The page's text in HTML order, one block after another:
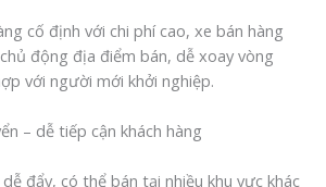
cố định với chi phí cao, xe bán hàng
động địa điểm bán, dễ xoay vòng
với người mới khởi nghiệp.
– dễ tiếp cận khách hàng
đẩy, có thể bán tại nhiều khu vực khác